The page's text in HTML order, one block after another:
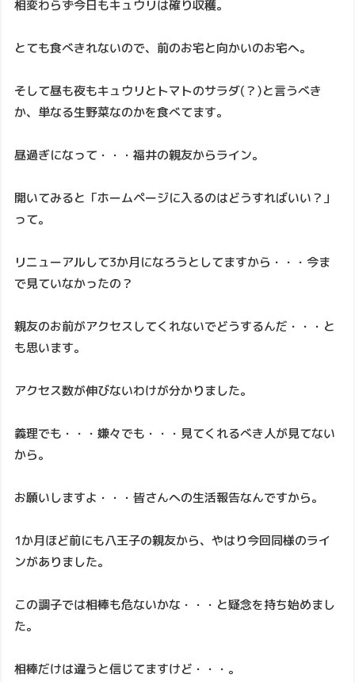
相変わらず今日もキュウリは確り収穫。
とても食べきれないので、前のお宅と向かいのお宅へ。
そして昼も夜もキュウリとトマトのサラダ(？)と言うべき
か、単なる生野菜なのかを食べてます。
昼過ぎになって・・・福井の親友からライン。
開いてみると「ホームページに入るのはどうすればいい？」
って。
リニューアルして3か月になろうとしてますから・・・今ま
で見ていなかったの？
親友のお前がアクセスしてくれないでどうするんだ・・・と
も思います。
アクセス数が伸びないわけが分かりました。
義理でも・・・嫌々でも・・・見てくれるべき人が見てない
から。
お願いしますよ・・・皆さんへの生活報告なんですから。
1か月ほど前にも八王子の親友から、やはり今回同様のライ
ンがありました。
この調子では相棒も危ないかな・・・と疑念を持ち始めまし
た。
相棒だけは違うと信じてますけど・・・。